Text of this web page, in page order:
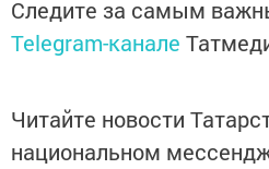
Следите за самым
Telegram-канале
Читайте новости
национальном